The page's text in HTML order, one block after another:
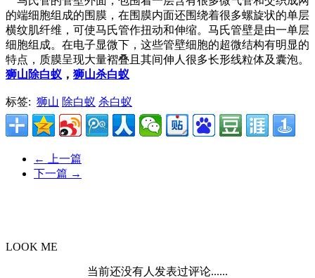
的端细胞组成的围膜，在围膜内面还围绕着很多螺旋状的单层
横纹肌纤维，可使马氏管作扭动和伸缩。马氏管壁是由一单层
细胞组成。在电子显微下，这些管壁细胞的超微结构有明显的
特点，质膜呈现大量褶叠且其间伸人很多长形线粒体及囊泡。
狮山除白蚁 ， 狮山杀白蚁
标签: 狮山 除白蚁 杀白蚁
←
上一篇
下一篇 →
LOOK ME
当前还没有人发表过评论......